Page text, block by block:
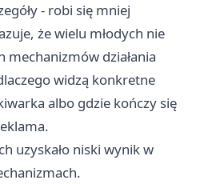
- robi się mniej
że wielu młodych nie
działania
widzą konkretne
albo gdzie kończy się
uzyskało niski wynik w